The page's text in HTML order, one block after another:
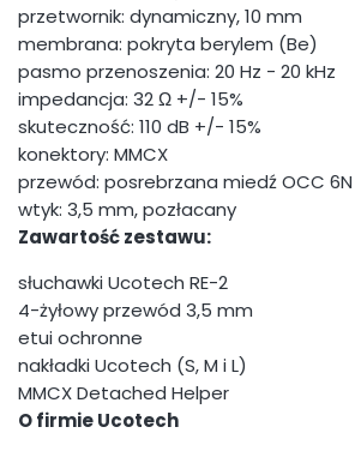
przetwornik: dynamiczny, 10 mm
membrana: pokryta berylem (Be)
pasmo przenoszenia: 20 Hz - 20 kHz
impedancja: 32 Ω +/- 15%
skuteczność: 110 dB +/- 15%
konektory: MMCX
przewód: posrebrzana miedź OCC 6N
wtyk: 3,5 mm, pozłacany
Zawartość zestawu:
słuchawki Ucotech RE-2
4-żyłowy przewód 3,5 mm
etui ochronne
nakładki Ucotech (S, M i L)
MMCX Detached Helper
O firmie Ucotech